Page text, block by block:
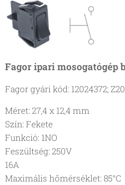
Fagor ipari mosogatógép
Fagor gyári kód: 12024372;
Méret: 27,4 x 12,4 mm
Szín: Fekete
Funkció: 1NO
Feszültség: 250V
16A
Maximális hőmérséklet: 85°C